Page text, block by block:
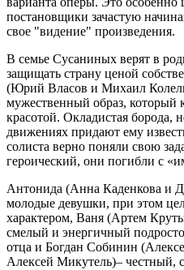
постановщики зачастую
свое "видение" произведения.
В семье Сусаниных верят в
защищать страну ценой
(Юрий Власов и Михаил
мужественный образ, который
красотой. Окладистая борода,
движениях придают ему
солиста верно поняли свою
героический, они погибли с
Антонида (Анна Каденкова и
молодые девушки, при этом
характером, Ваня (Артем
смелый и энергичный
отца и Богдан Собинин
Алексей Микутель)–